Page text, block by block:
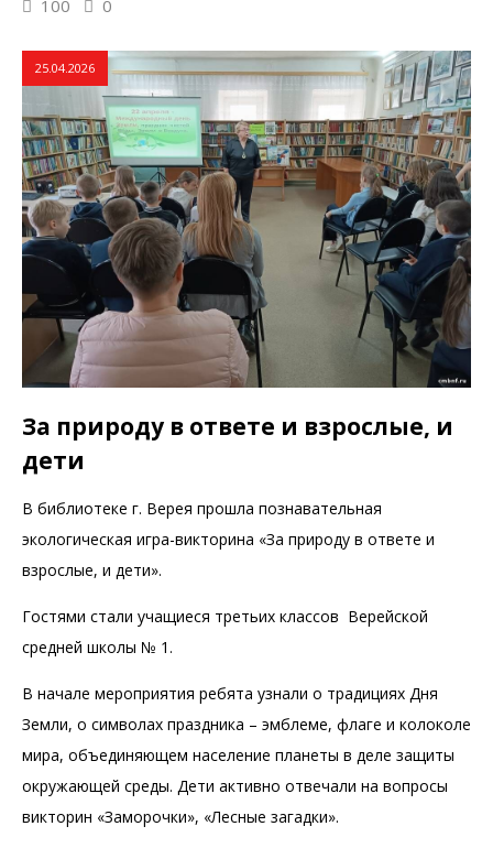
100 0
25.04.2026
За природу в ответе и взрослые, и
дети
В библиотеке г. Верея прошла познавательная
экологическая игра-викторина «За природу в ответе и
взрослые, и дети».
Гостями стали учащиеся третьих классов Верейской
средней школы № 1.
В начале мероприятия ребята узнали о традициях Дня
Земли, о символах праздника – эмблеме, флаге и колоколе
мира, объединяющем население планеты в деле защиты
окружающей среды. Дети активно отвечали на вопросы
викторин «Заморочки», «Лесные загадки».